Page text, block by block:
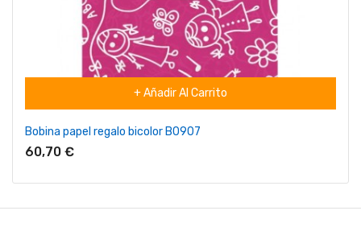
+ Añadir Al Carrito
Bobina papel regalo bicolor B0907
60,70 €